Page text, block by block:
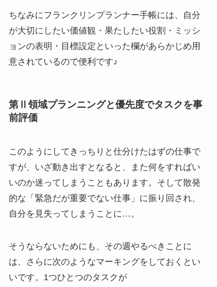
ちなみにフランクリンプランナー手帳には、自分
が大切にしたい価値観・果たしたい役割・ミッシ
ョンの表明・目標設定といった欄があらかじめ用
意されているので便利です♪
第Ⅱ領域プランニングと優先度でタスクを事
前評価
このようにしてきっちりと仕分けたはずの仕事で
すが、いざ動き出すとなると、また何をすればい
いのか迷ってしまうこともあります。そして散発
的な「緊急だが重要でない仕事」に振り回され、
自分を見失ってしまうことに…。
そうならないためにも、その週やるべきことに
は、さらに次のようなマーキングをしておくとい
いです。1つひとつのタスクが